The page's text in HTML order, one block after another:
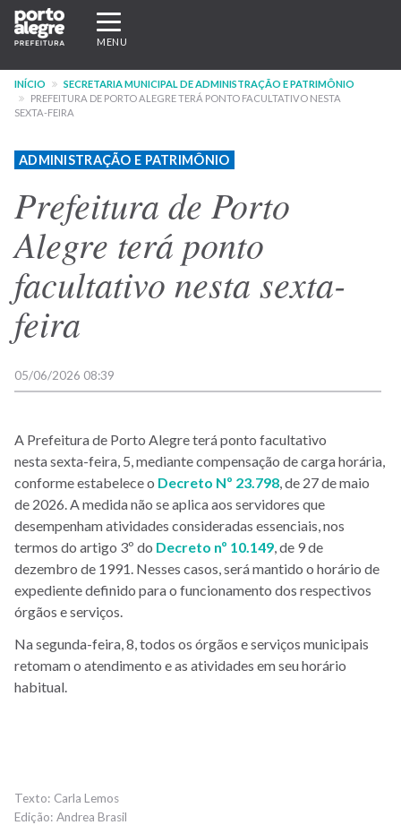
Pular
para
conteúdo
principal
Expandir/recolher
navegação
MENU
INÍCIO
SECRETARIA MUNICIPAL DE ADMINISTRAÇÃO E PATRIMÔNIO
PREFEITURA DE PORTO ALEGRE TERÁ PONTO FACULTATIVO NESTA
SEXTA-FEIRA
ADMINISTRAÇÃO E PATRIMÔNIO
Prefeitura de Porto
Alegre terá ponto
facultativo nesta sexta-
feira
05/06/2026 08:39
A Prefeitura de Porto Alegre terá ponto facultativo
nesta sexta-feira, 5, mediante compensação de carga horária,
conforme estabelece o Decreto Nº 23.798 , de 27 de maio
de 2026. A medida não se aplica aos servidores que
desempenham atividades consideradas essenciais, nos
termos do artigo 3º do Decreto nº 10.149 , de 9 de
dezembro de 1991. Nesses casos, será mantido o horário de
expediente definido para o funcionamento dos respectivos
órgãos e serviços.
Na segunda-feira, 8, todos os órgãos e serviços municipais
retomam o atendimento e as atividades em seu horário
habitual.
Carla Lemos
Andrea Brasil